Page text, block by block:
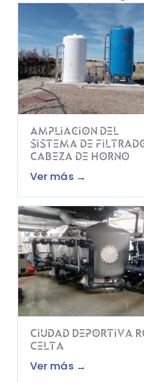
Ampliacion del
sistema de
Cabeza de Horno
Ver más →
Ciudad Deportiva
Celta
Ver más →
Empresa
Correo
Teléfono
Medio
¿En cuál
estás